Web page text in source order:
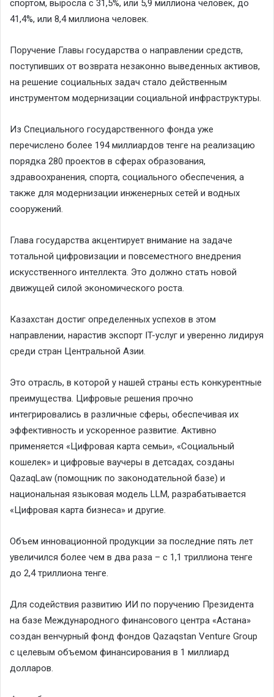
спортом, выросла с 31,5%, или 5,9 миллиона человек, до
41,4%, или 8,4 миллиона человек.
Поручение Главы государства о направлении средств,
поступивших от возврата незаконно выведенных активов,
на решение социальных задач стало действенным
инструментом модернизации социальной инфраструктуры.
Из Специального государственного фонда уже
перечислено более 194 миллиардов тенге на реализацию
порядка 280 проектов в сферах образования,
здравоохранения, спорта, социального обеспечения, а
также для модернизации инженерных сетей и водных
сооружений.
Глава государства акцентирует внимание на задаче
тотальной цифровизации и повсеместного внедрения
искусственного интеллекта. Это должно стать новой
движущей силой экономического роста.
Казахстан достиг определенных успехов в этом
направлении, нарастив экспорт IT-услуг и уверенно лидируя
среди стран Центральной Азии.
Это отрасль, в которой у нашей страны есть конкурентные
преимущества. Цифровые решения прочно
интегрировались в различные сферы, обеспечивая их
эффективность и ускоренное развитие. Активно
применяется «Цифровая карта семьи», «Социальный
кошелек» и цифровые ваучеры в детсадах, созданы
QazaqLaw (помощник по законодательной базе) и
национальная языковая модель LLM, разрабатывается
«Цифровая карта бизнеса» и другие.
Объем инновационной продукции за последние пять лет
увеличился более чем в два раза – с 1,1 триллиона тенге
до 2,4 триллиона тенге.
Для содействия развитию ИИ по поручению Президента
на базе Международного финансового центра «Астана»
создан венчурный фонд фондов Qazaqstan Venture Group
с целевым объемом финансирования в 1 миллиард
долларов.